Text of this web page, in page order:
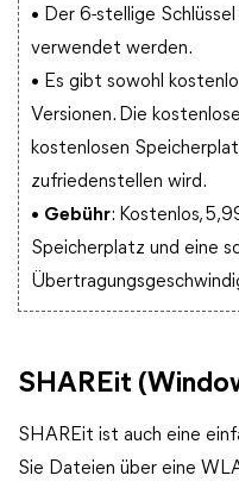
• Der 6-stellige
verwendet werden.
• Es gibt sowohl
Versionen. Die
kostenlosen
zufriedenstellen wird.
• Gebühr: Kostenlos,
Speicherplatz und eine
SHAREit
SHAREit ist auch eine
Sie Dateien über eine